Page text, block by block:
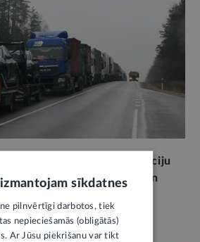
pārvalde publicēs informāciju
sadarbojas ar Krieviju un
sīkdatnes
pilnvērtīgi darbotos, tiek
nepieciešamās (obligātās)
Ar Jūsu piekrišanu var tikt